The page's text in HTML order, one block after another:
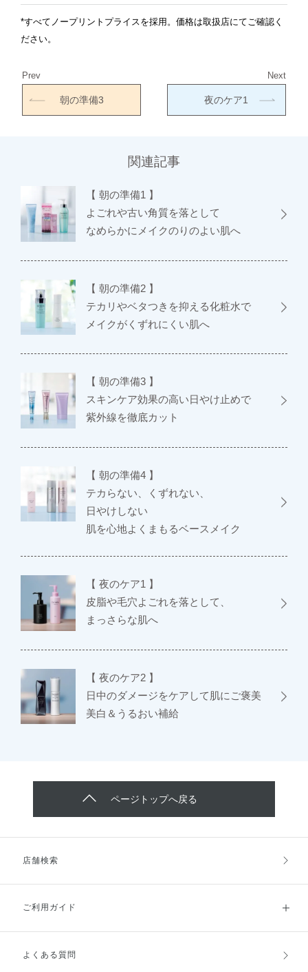
*すべてノープリントプライスを採用。価格は取扱店にてご確認く
ださい。
Prev
朝の準備3
Next
夜のケア1
関連記事
【 朝の準備1 】
よごれや古い角質を落として
なめらかにメイクのりのよい肌へ
【 朝の準備2 】
テカリやベタつきを抑える化粧水で
メイクがくずれにくい肌へ
【 朝の準備3 】
スキンケア効果の高い日やけ止めで
紫外線を徹底カット
【 朝の準備4 】
テカらない、くずれない、
日やけしない
肌を心地よくまもるベースメイク
【 夜のケア1 】
皮脂や毛穴よごれを落として、
まっさらな肌へ
【 夜のケア2 】
日中のダメージをケアして肌にご褒美
美白＆うるおい補給
ページトップへ戻る
店舗検索
ご利用ガイド
ご利用ガイドトップ
よくある質問